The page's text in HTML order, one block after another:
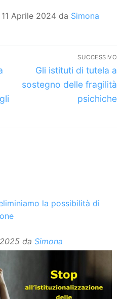
Aprile 2024 da Simona
SUCCESSIVO
Articolo
successivo:
Gli istituti di tutela a
sostegno delle fragilità
psichiche
la possibilità di
da Simona